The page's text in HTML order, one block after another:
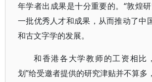
年学者出成果是十分重要的。“敦煌
一批优秀人才和成果，从而推动了中
和古文字学的发展。
和香港各大学教师的工资相比
划”给受邀者提供的研究津贴并不算多